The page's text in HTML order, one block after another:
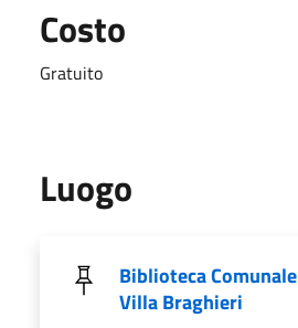
Costo
Gratuito
Luogo
Biblioteca Comunale
Villa Braghieri